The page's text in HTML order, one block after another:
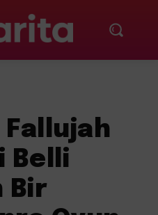
Fallujah
Belli
Bir